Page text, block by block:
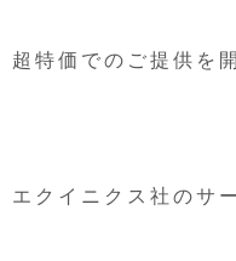
超特価でのご提供を
エクイニクス社のサ